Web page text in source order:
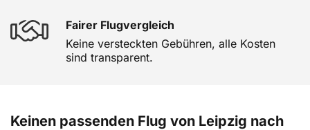
Fairer Flugvergleich
Keine versteckten Gebühren, alle Kosten
sind transparent.
Keinen passenden Flug von Leipzig nach